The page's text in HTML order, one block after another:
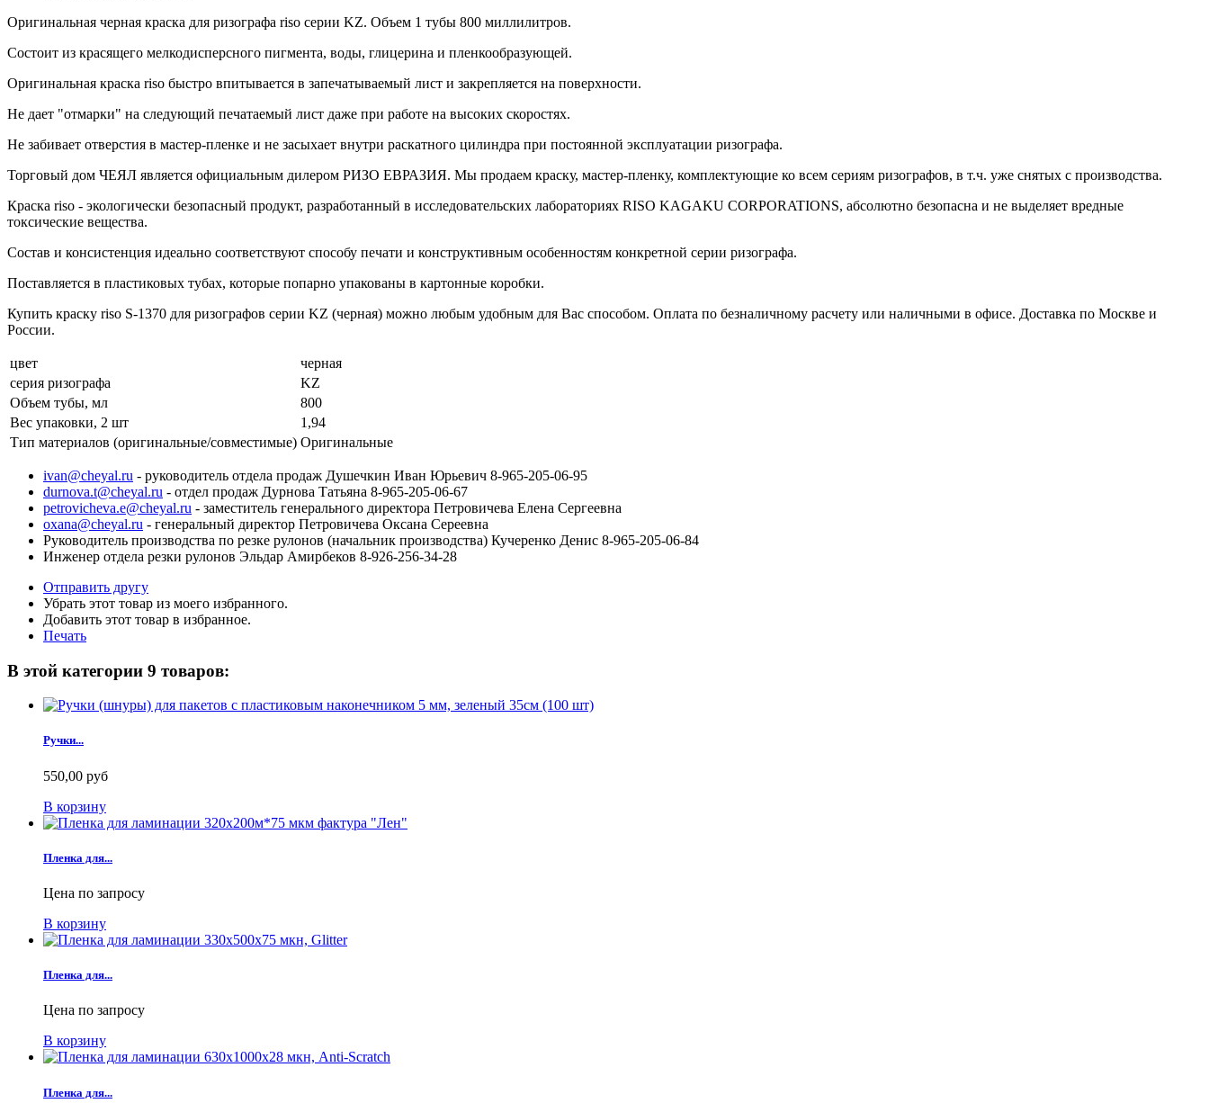
Оригинальная черная краска для ризографа riso серии KZ. Объем 1 тубы 800 миллилитров.
Состоит из красящего мелкодисперсного пигмента, воды, глицерина и пленкообразующей.
Оригинальная краска riso быстро впитывается в запечатываемый лист и закрепляется на поверхности.
Не дает "отмарки" на следующий печатаемый лист даже при работе на высоких скоростях.
Не забивает отверстия в мастер-пленке и не засыхает внутри раскатного цилиндра при постоянной эксплуатации ризографа.
Торговый дом ЧЕЯЛ является официальным дилером РИЗО ЕВРАЗИЯ. Мы продаем краску, мастер-пленку, комплектующие ко всем сериям ризографов, в т.ч. уже снятых с производства.
Краска riso - экологически безопасный продукт, разработанный в исследовательских лабораториях RISO KAGAKU CORPORATIONS, абсолютно безопасна и не выделяет вредные
токсические вещества.
Состав и консистенция идеально соответствуют способу печати и конструктивным особенностям конкретной серии ризографа.
Поставляется в пластиковых тубах, которые попарно упакованы в картонные коробки.
Купить краску riso S-1370 для ризографов серии KZ (черная) можно любым удобным для Вас способом. Оплата по безналичному расчету или наличными в офисе. Доставка по Москве и
России.
цвет
черная
серия ризографа
KZ
Объем тубы, мл
800
Вес упаковки, 2 шт
1,94
Тип материалов (оригинальные/совместимые) Оригинальные
ivan@cheyal.ru - руководитель отдела продаж Душечкин Иван Юрьевич 8-965-205-06-95
durnova.t@cheyal.ru - отдел продаж Дурнова Татьяна 8-965-205-06-67
petrovicheva.e@cheyal.ru - заместитель генерального директора Петровичева Елена Сергеевна
oxana@cheyal.ru - генеральный директор Петровичева Оксана Сереевна
Руководитель производства по резке рулонов (начальник производства) Кучеренко Денис 8-965-205-06-84
Инженер отдела резки рулонов Эльдар Амирбеков 8-926-256-34-28
Отправить другу
Убрать этот товар из моего избранного.
Добавить этот товар в избранное.
Печать
В этой категории 9 товаров:
Ручки...
550,00 руб
В корзину
Пленка для...
Цена по запросу
В корзину
Пленка для...
Цена по запросу
В корзину
Пленка для...